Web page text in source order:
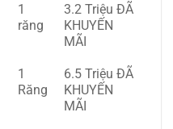
1
răng
3.2 Triệu ĐÃ
KHUYẾN
MÃI
1
Răng
6.5 Triệu ĐÃ
KHUYẾN
MÃI